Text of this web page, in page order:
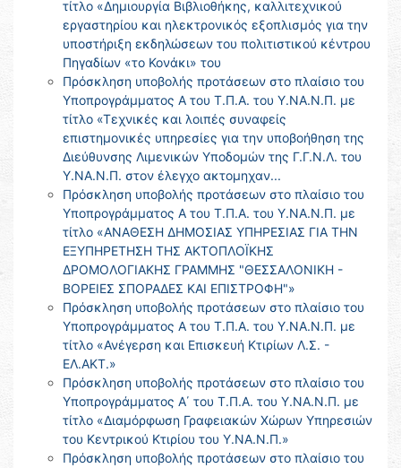
τίτλο «Δημιουργία Βιβλιοθήκης, καλλιτεχνικού
εργαστηρίου και ηλεκτρονικός εξοπλισμός για την
υποστήριξη εκδηλώσεων του πολιτιστικού κέντρου
Πηγαδίων «το Κονάκι» του
Πρόσκληση υποβολής προτάσεων στο πλαίσιο του
Υποπρογράμματος Α του Τ.Π.Α. του Υ.ΝΑ.Ν.Π. με
τίτλο «Τεχνικές και λοιπές συναφείς
επιστημονικές υπηρεσίες για την υποβοήθηση της
Διεύθυνσης Λιμενικών Υποδομών της Γ.Γ.Ν.Λ. του
Υ.ΝΑ.Ν.Π. στον έλεγχο ακτομηχαν...
Πρόσκληση υποβολής προτάσεων στο πλαίσιο του
Υποπρογράμματος Α του Τ.Π.Α. του Υ.ΝΑ.Ν.Π. με
τίτλο «ΑΝΑΘΕΣΗ ΔΗΜΟΣΙΑΣ ΥΠΗΡΕΣΙΑΣ ΓΙΑ ΤΗΝ
ΕΞΥΠΗΡΕΤΗΣΗ ΤΗΣ ΑΚΤΟΠΛΟΪΚΗΣ
ΔΡΟΜΟΛΟΓΙΑΚΗΣ ΓΡΑΜΜΗΣ "ΘΕΣΣΑΛΟΝΙΚΗ -
ΒΟΡΕΙΕΣ ΣΠΟΡΑΔΕΣ ΚΑΙ ΕΠΙΣΤΡΟΦΗ"»
Πρόσκληση υποβολής προτάσεων στο πλαίσιο του
Υποπρογράμματος Α του Τ.Π.Α. του Υ.ΝΑ.Ν.Π. με
τίτλο «Ανέγερση και Επισκευή Κτιρίων Λ.Σ. -
ΕΛ.ΑΚΤ.»
Πρόσκληση υποβολής προτάσεων στο πλαίσιο του
Υποπρογράμματος Α΄ του Τ.Π.Α. του Υ.ΝΑ.Ν.Π. με
τίτλο «Διαμόρφωση Γραφειακών Χώρων Υπηρεσιών
του Κεντρικού Κτιρίου του Υ.ΝΑ.Ν.Π.»
Πρόσκληση υποβολής προτάσεων στο πλαίσιο του